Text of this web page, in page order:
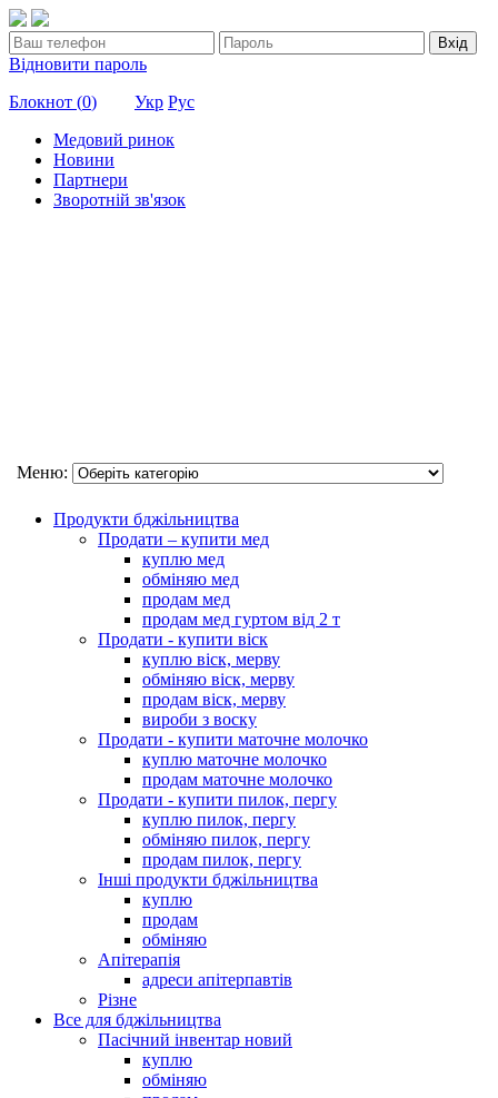
Вхід
Відновити пароль
Блокнот (0) Укр Рус
Медовий ринок
Новини
Партнери
Зворотній зв'язок
Меню:
Продукти бджільництва
Продати – купити мед
куплю мед
обміняю мед
продам мед
продам мед гуртом від 2 т
Продати - купити віск
куплю віск, мерву
обміняю віск, мерву
продам віск, мерву
вироби з воску
Продати - купити маточне молочко
куплю маточне молочко
продам маточне молочко
Продати - купити пилок, пергу
куплю пилок, пергу
обміняю пилок, пергу
продам пилок, пергу
Інші продукти бджільництва
куплю
продам
обміняю
Апітерапія
адреси апітерпавтів
Різне
Все для бджільництва
Пасічний інвентар новий
куплю
обміняю